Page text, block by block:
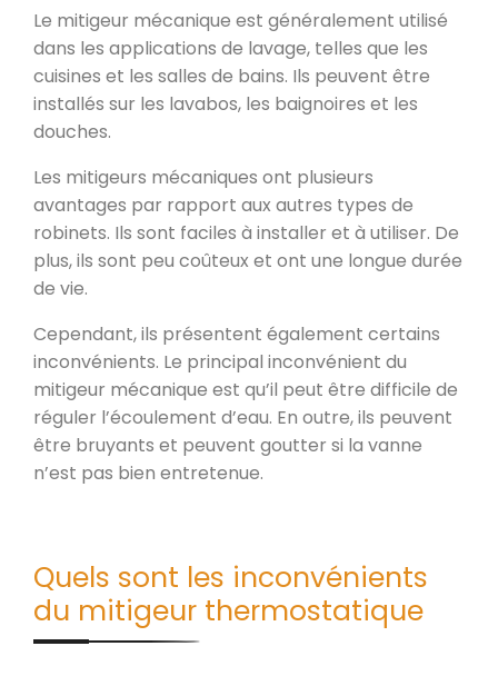
Le mitigeur mécanique est généralement utilisé
dans les applications de lavage, telles que les
cuisines et les salles de bains. Ils peuvent être
installés sur les lavabos, les baignoires et les
douches.
Les mitigeurs mécaniques ont plusieurs
avantages par rapport aux autres types de
robinets. Ils sont faciles à installer et à utiliser. De
plus, ils sont peu coûteux et ont une longue durée
de vie.
Cependant, ils présentent également certains
inconvénients. Le principal inconvénient du
mitigeur mécanique est qu’il peut être difficile de
réguler l’écoulement d’eau. En outre, ils peuvent
être bruyants et peuvent goutter si la vanne
n’est pas bien entretenue.
Quels sont les inconvénients
du mitigeur thermostatique